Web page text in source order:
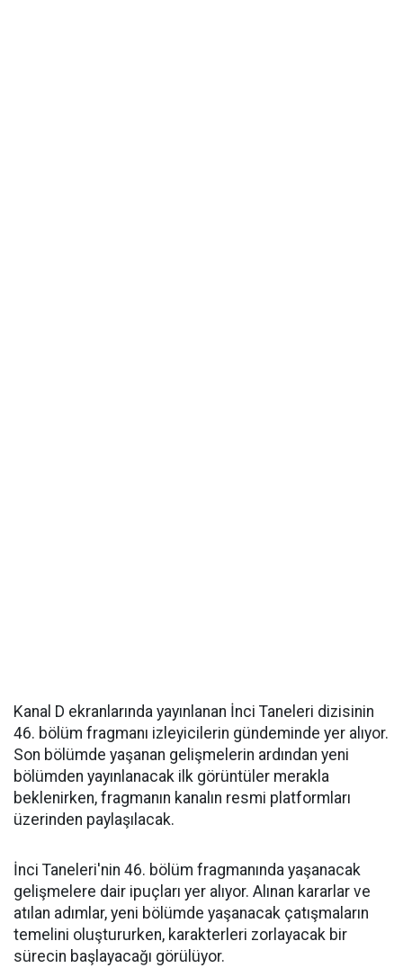
Kanal D ekranlarında yayınlanan İnci Taneleri dizisinin
46. bölüm fragmanı izleyicilerin gündeminde yer alıyor.
Son bölümde yaşanan gelişmelerin ardından yeni
bölümden yayınlanacak ilk görüntüler merakla
beklenirken, fragmanın kanalın resmi platformları
üzerinden paylaşılacak.
İnci Taneleri'nin 46. bölüm fragmanında yaşanacak
gelişmelere dair ipuçları yer alıyor. Alınan kararlar ve
atılan adımlar, yeni bölümde yaşanacak çatışmaların
temelini oluştururken, karakterleri zorlayacak bir
sürecin başlayacağı görülüyor.